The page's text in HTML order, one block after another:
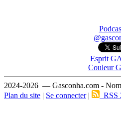
Esprit
Couleur
2024-2026 — Gasconha.com -
Plan du site | Se connecter| RSS